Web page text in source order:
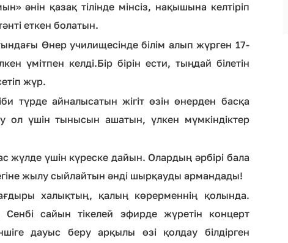
әнін қазақ тілінде мінсіз, нақышына келтіріп
еткен болатын.
Өнер училищесінде білім алып жүрген 17-
үмітпен келді.Бір бірін ести, тыңдай білетін
жүр.
түрде айналысатын жігіт өзін өнерден басқа
ол үшін тынысын ашатын, үлкен мүмкіндіктер
үшін күреске дайын. Олардың әрбірі бала
жылу сыйлайтын әнді шырқауды армандады!
халықтың, қалың көрерменнің қолында.
сайын тікелей эфирде жүретін концерт
дауыс беру арқылы өзі қолдау білдірген